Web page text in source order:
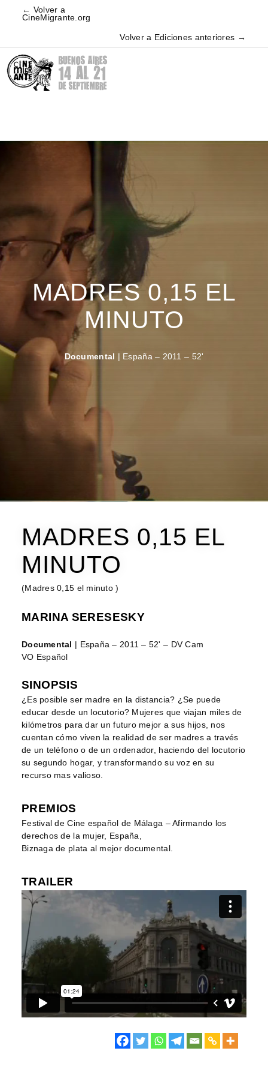
← Volver a
CineMigrante.org
Volver a Ediciones anteriores →
MADRES 0,15 EL
MINUTO
Documental | España – 2011 – 52'
MADRES 0,15 EL
MINUTO
(Madres 0,15 el minuto )
MARINA SERESESKY
Documental
| España – 2011 – 52' – DV Cam
VO Español
SINOPSIS
¿Es posible ser madre en la distancia? ¿Se puede
educar desde un locutorio? Mujeres que viajan miles de
kilómetros para dar un futuro mejor a sus hijos, nos
cuentan cómo viven la realidad de ser madres a través
de un teléfono o de un ordenador, haciendo del locutorio
su segundo hogar, y transformando su voz en su
recurso mas valioso.
PREMIOS
Festival de Cine español de Málaga – Afirmando los
derechos de la mujer, España,
Biznaga de plata al mejor documental.
TRAILER